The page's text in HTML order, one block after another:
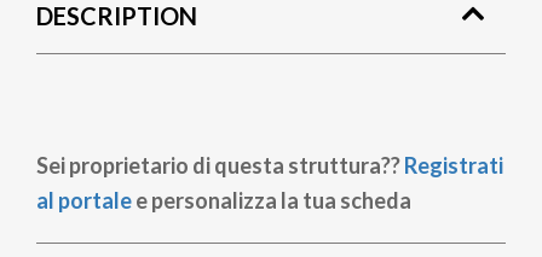
DESCRIPTION
Sei proprietario di questa struttura??Registrati
al portalee personalizza la tua scheda